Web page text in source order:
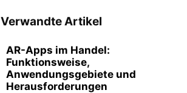
Verwandte Artikel
AR-Apps im Handel:
Funktionsweise,
Anwendungsgebiete und
Herausforderungen